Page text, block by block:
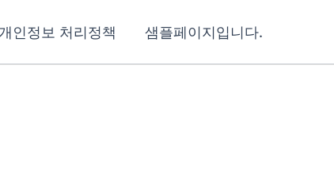
개인정보 처리정책 샘플페이지입니다.